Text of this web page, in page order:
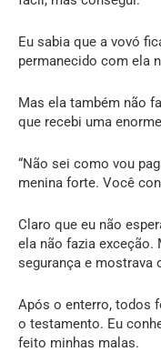
Eu sabia que a vovó
permanecido com ela
Mas ela também não
que recebi uma
“Não sei como vou
menina forte. Você
Claro que eu não
ela não fazia exceção.
segurança e mostrava
Após o enterro, todos
o testamento. Eu
feito minhas malas.